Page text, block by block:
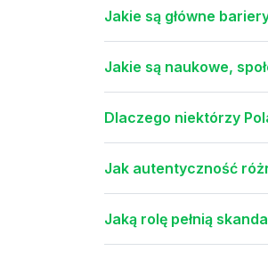
Jakie są główne
Jakie są naukowe,
Dlaczego niektórzy
Jak autentyczność
Jaką rolę pełnią